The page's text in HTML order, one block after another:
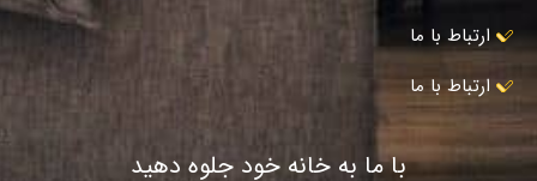
ارتباط با ما
ارتباط با ما
با ما به خانه خود جلوه دهید